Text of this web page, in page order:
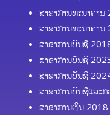
ສາຂາການທະນາຄາ
ສາຂາການທະນາຄາ
ສາຂາການບັນຊີ
ສາຂາການບັນຊີ
ສາຂາການບັນຊີ
ສາຂາການບັນຊີແລະ
ສາຂາການເງິນ